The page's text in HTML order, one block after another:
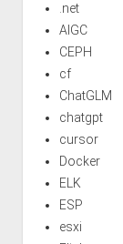
.net
AIGC
CEPH
cf
ChatGLM
chatgpt
cursor
Docker
ELK
ESP
esxi